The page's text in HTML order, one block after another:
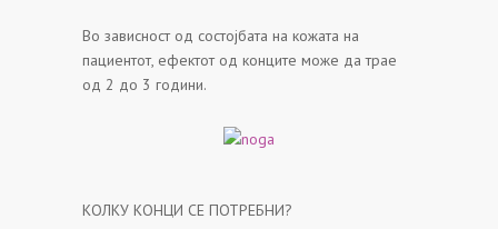
Во зависност од состојбата на кожата на
пациентот, ефектот од конците може да трае
од 2 до 3 години.
КОЛКУ КОНЦИ СЕ ПОТРЕБНИ?